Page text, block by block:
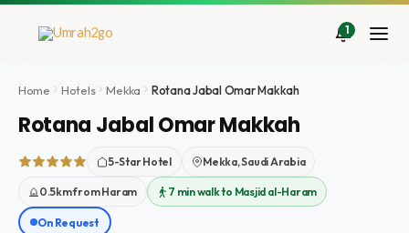
Doorgaan
1
Home Hotels Mekka Rotana Jabal Omar Makkah
Rotana Jabal Omar Makkah
5-Star Hotel Mekka, Saudi Arabia
0.5km from Haram 7 min walk to Masjid al-Haram
On Request